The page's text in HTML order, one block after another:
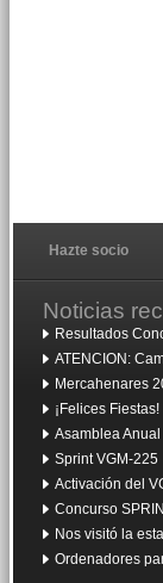
Hazte socio
Noticias
Resultados
ATENCION:
Mercahenares
¡Felices Fiestas!
Asamblea Anual
Sprint VGM-225
Activación del
Concurso
Nos visitó la
Ordenadores